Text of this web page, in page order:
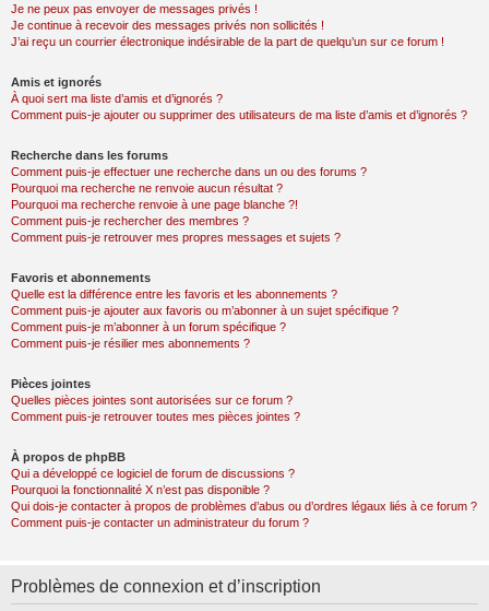
Je ne peux pas envoyer de messages privés !
Je continue à recevoir des messages privés non sollicités !
J’ai reçu un courrier électronique indésirable de la part de quelqu’un sur ce forum !
Amis et ignorés
À quoi sert ma liste d’amis et d’ignorés ?
Comment puis-je ajouter ou supprimer des utilisateurs de ma liste d’amis et d’ignorés ?
Recherche dans les forums
Comment puis-je effectuer une recherche dans un ou des forums ?
Pourquoi ma recherche ne renvoie aucun résultat ?
Pourquoi ma recherche renvoie à une page blanche ?!
Comment puis-je rechercher des membres ?
Comment puis-je retrouver mes propres messages et sujets ?
Favoris et abonnements
Quelle est la différence entre les favoris et les abonnements ?
Comment puis-je ajouter aux favoris ou m’abonner à un sujet spécifique ?
Comment puis-je m’abonner à un forum spécifique ?
Comment puis-je résilier mes abonnements ?
Pièces jointes
Quelles pièces jointes sont autorisées sur ce forum ?
Comment puis-je retrouver toutes mes pièces jointes ?
À propos de phpBB
Qui a développé ce logiciel de forum de discussions ?
Pourquoi la fonctionnalité X n’est pas disponible ?
Qui dois-je contacter à propos de problèmes d’abus ou d’ordres légaux liés à ce forum ?
Comment puis-je contacter un administrateur du forum ?
Problèmes de connexion et d’inscription